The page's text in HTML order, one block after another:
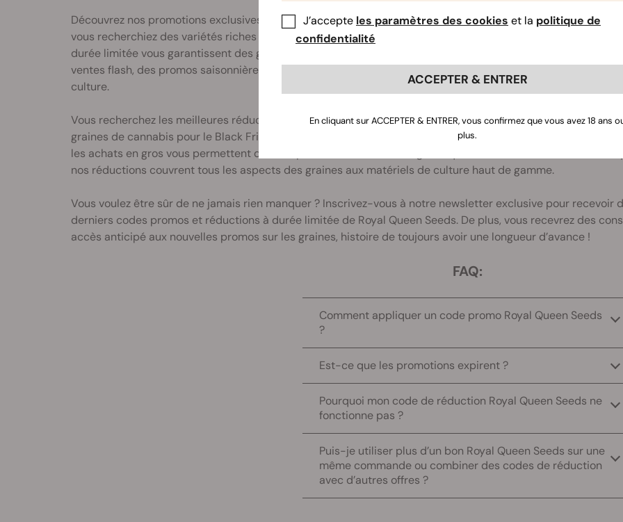
Découvrez nos promotions exclusives sur les graines de cannabis avec les meilleurs codes promos,
vous recherchiez des variétés riches en THC, des génétiques à autofloraison ou des graines de cannabis
durée limitée vous garantissent des génétiques de haute volée à des prix imbattables. Nous mettons
ventes flash, des promos saisonnières et des codes de réduction exclusifs afin de vous aider à maximiser
culture.
Vous recherchez les meilleures réductions ? Profitez de la livraison gratuite sur certaines commandes et
graines de cannabis pour le Black Friday et d’autres promos spéciales pour les fêtes. Nos promos 1 acheté
les achats en gros vous permettent de vous procurer les meilleures génétiques à moindre coût. Que vous
nos réductions couvrent tous les aspects des graines aux matériels de culture haut de gamme.
Vous voulez être sûr de ne jamais rien manquer ? Inscrivez-vous à notre newsletter exclusive pour
derniers codes promos et réductions à durée limitée de Royal Queen Seeds. De plus, vous recevrez des
accès anticipé aux nouvelles promos sur les graines, histoire de toujours avoir une longueur d’avance !
FAQ:
Comment appliquer un code promo Royal Queen Seeds
?
Est-ce que les promotions expirent ?
Pourquoi mon code de réduction Royal Queen Seeds ne
fonctionne pas ?
Puis-je utiliser plus d’un bon Royal Queen Seeds sur une
même commande ou combiner des codes de réduction
avec d’autres offres ?
J’accepte les paramètres des cookies et la politique de
confidentialité
ACCEPTER & ENTRER
En cliquant sur ACCEPTER & ENTRER, vous confirmez que vous avez 18 ans
plus.